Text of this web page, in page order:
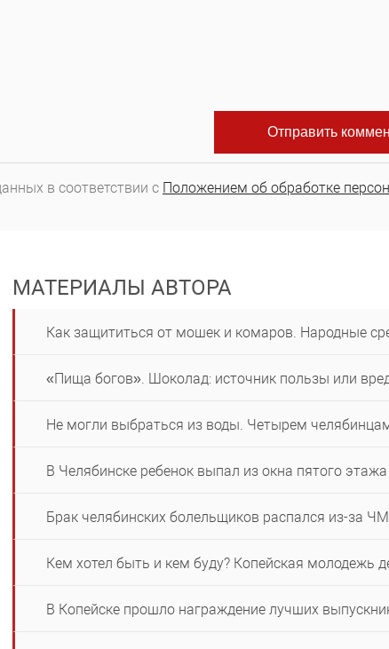
в соответствии с Положением об обработке
МАТЕРИАЛЫ АВТОРА
Как защититься от мошек и комаров. Народные
«Пища богов». Шоколад: источник пользы или
Не могли выбраться из воды. Четырем
В Челябинске ребенок выпал из окна пятого этажа
Брак челябинских болельщиков распался из-за
Кем хотел быть и кем буду? Копейская молодежь
В Копейске прошло награждение лучших